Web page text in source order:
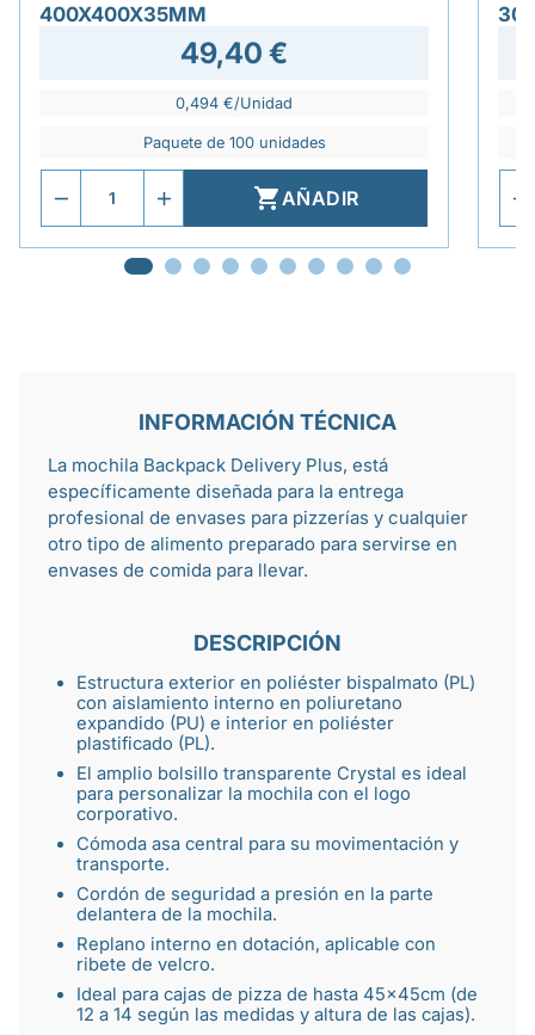
400X400X35MM
49,40 €
0,494 €/Unidad
Paquete de 100 unidades
AÑADIR
INFORMACIÓN TÉCNICA
La mochila Backpack Delivery Plus, está
específicamente diseñada para la entrega
profesional de envases para pizzerías y cualquier
otro tipo de alimento preparado para servirse en
envases de comida para llevar.
DESCRIPCIÓN
Estructura exterior en poliéster bispalmato (PL)
con aislamiento interno en poliuretano
expandido (PU) e interior en poliéster
plastificado (PL).
El amplio bolsillo transparente Crystal es ideal
para personalizar la mochila con el logo
corporativo.
Cómoda asa central para su movimentación y
transporte.
Cordón de seguridad a presión en la parte
delantera de la mochila.
Replano interno en dotación, aplicable con
ribete de velcro.
Ideal para cajas de pizza de hasta 45x45cm (de
12 a 14 según las medidas y altura de las cajas).